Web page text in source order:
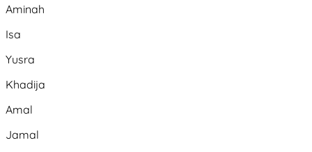
Aminah
Isa
Yusra
Khadija
Amal
Jamal